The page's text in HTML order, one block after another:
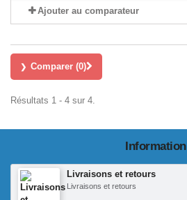
Ajouter au comparateur
Comparer (0)
Résultats 1 - 4 sur 4.
Information
Livraisons et retours
Livraisons et retours